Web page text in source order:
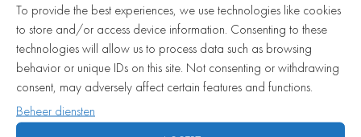
To provide the best experiences, we use technologies like cookies
to store and/or access device information. Consenting to these
technologies will allow us to process data such as browsing
behavior or unique IDs on this site. Not consenting or withdrawing
consent, may adversely affect certain features and functions.
Beheer diensten
spannende en heerlijke
gerechten. We bieden een
ruime wijnkaart aan waarin de
oude wijnwereld domineert.
Visaandeschelde is een vis fine
dining en heeft een fris-chique